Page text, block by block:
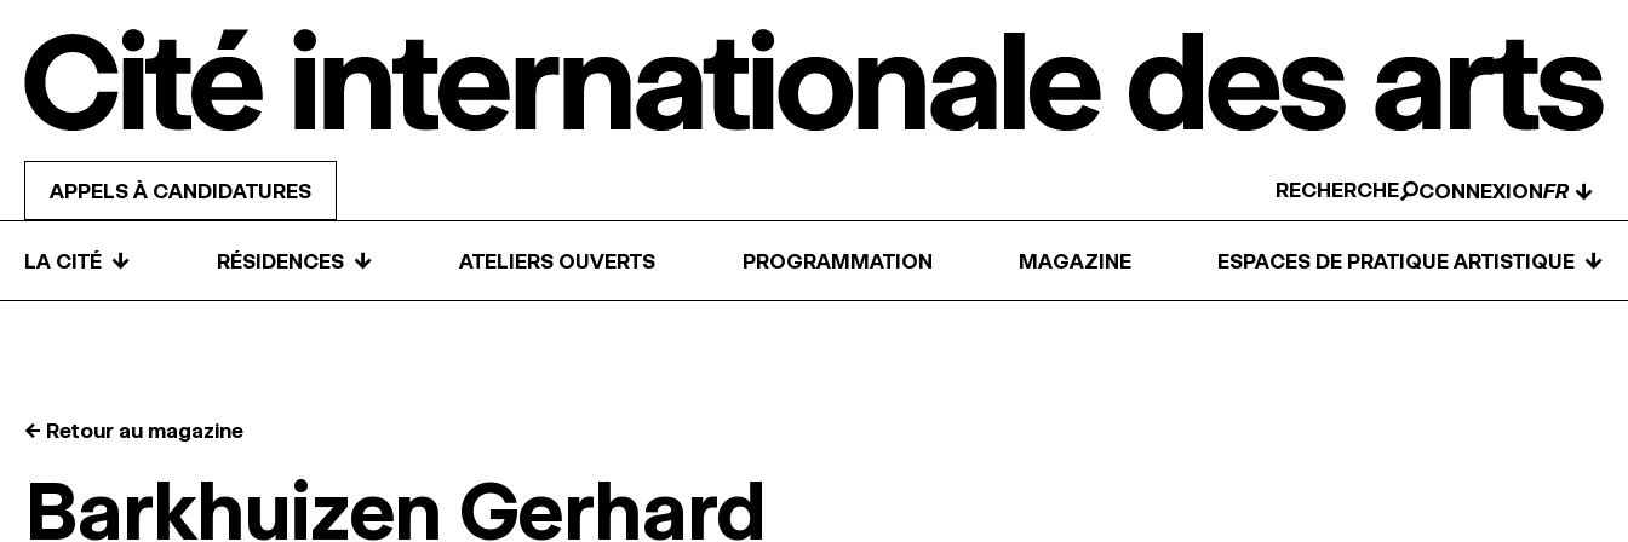
APPELS À CANDIDATURES RECHERCHE CONNEXION ↓
LA CITÉ ↓ RÉSIDENCES ↓ ATELIERS OUVERTS PROGRAMMATION MAGAZINE ESPACES DE PRATIQUE ARTISTIQUE ↓
← Retour au magazine
Barkhuizen Gerhard